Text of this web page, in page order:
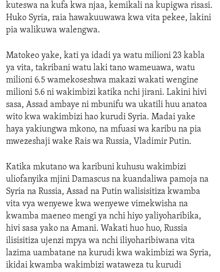
kuteswa na kufa kwa njaa, kemikali na kupigwa risasi.
Huko Syria, raia hawakuuwawa kwa vita pekee, lakini
pia walikuwa walengwa.
Matokeo yake, kati ya idadi ya watu milioni 23 kabla
ya vita, takribani watu laki tano wameuawa, watu
milioni 6.5 wamekoseshwa makazi wakati wengine
milioni 5.6 ni wakimbizi katika nchi jirani. Lakini hivi
sasa, Assad ambaye ni mbunifu wa ukatili huu anatoa
wito kwa wakimbizi hao kurudi Syria. Madai yake
haya yakiungwa mkono, na mfuasi wa karibu na pia
mwezeshaji wake Rais wa Russia, Vladimir Putin.
Katika mkutano wa karibuni kuhusu wakimbizi
uliofanyika mjini Damascus na kuandaliwa pamoja na
Syria na Russia, Assad na Putin walisisitiza kwamba
vita vya wenyewe kwa wenyewe vimekwisha na
kwamba maeneo mengi ya nchi hiyo yaliyoharibika,
hivi sasa yako na Amani. Wakati huo huo, Russia
ilisisitiza ujenzi mpya wa nchi iliyoharibiwana vita
lazima uambatane na kurudi kwa wakimbizi wa Syria,
ikidai kwamba wakimbizi wataweza tu kurudi